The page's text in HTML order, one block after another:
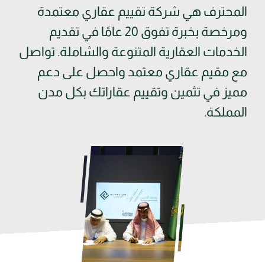
المحترف هي شركة تقييم عقاري معتمدة
ومرخصة بخبرة تفوق 20 عامًا في تقديم
الخدمات العقارية المتنوعة والشاملة. تواصل
مع مقيم عقاري معتمد واحصل على دعم
مميز في تثمين وتقييم عقاراتك بكل مدن
المملكة.